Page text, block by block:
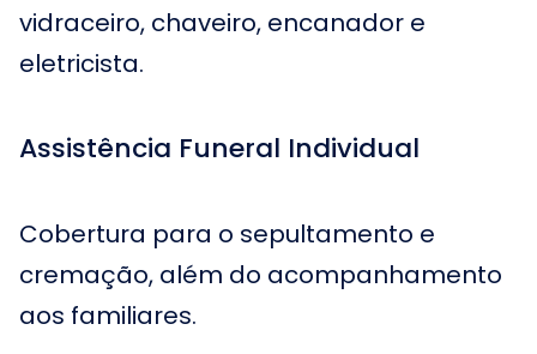
vidraceiro, chaveiro, encanador e
eletricista.
Assistência Funeral Individual
Cobertura para o sepultamento e
cremação, além do acompanhamento
aos familiares.